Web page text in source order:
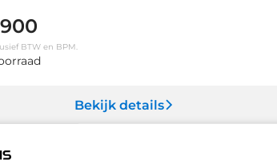
BTW en BPM.
Bekijk details